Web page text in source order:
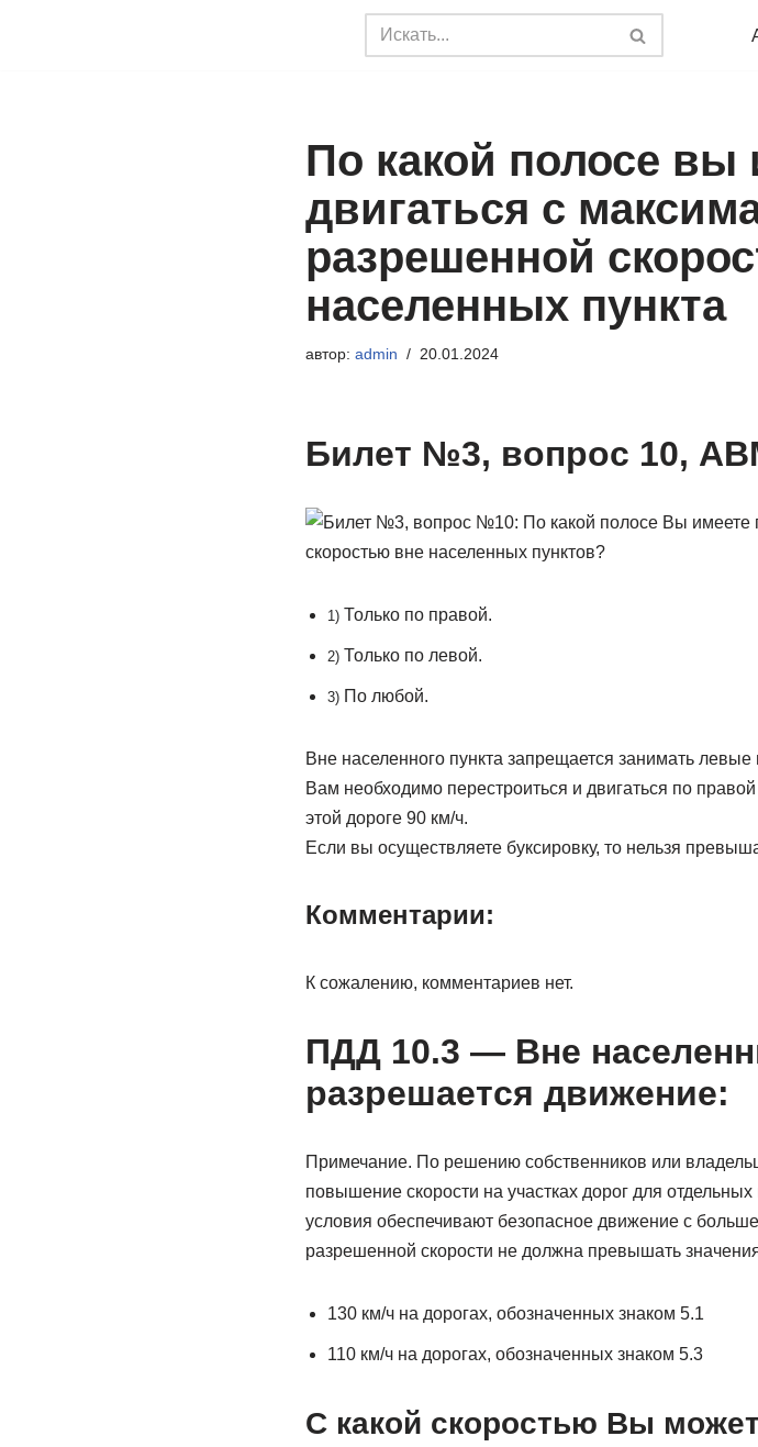
По какой полосе вы
двигаться с
разрешенной
населенных пункта
автор: admin 20.01.2024
Билет №3, вопрос 10,
1)Только по правой.
2)Только по левой.
3)По любой.
Вне населенного пункта запрещается занимать
Вам необходимо перестроиться и двигаться по
этой дороге 90 км/ч.
Если вы осуществляете буксировку, то нельзя
Комментарии:
К сожалению, комментариев нет.
ПДД 10.3 — Вне
разрешается движение:
Примечание. По решению собственников или
повышение скорости на участках дорог для
условия обеспечивают безопасное движение с
разрешенной скорости не должна превышать
130 км/ч на дорогах, обозначенных знаком 5.1
110 км/ч на дорогах, обозначенных знаком 5.3
С какой скоростью Вы